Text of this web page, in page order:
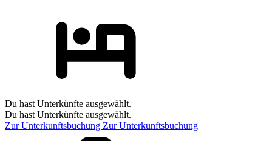
Du hast Unterkünfte ausgewählt.
Du hast Unterkünfte ausgewählt.
Zur Unterkunftsbuchung Zur Unterkunftsbuchung